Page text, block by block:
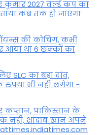
2027 वर्ल्ड कप का
कब तक हो जाएगा
की कोच‍िंग, कभी
आया था 6 छक्कों का
SLC का बड़ा दांव,
रुपया भी नहीं लगेगा -
कप्तान, पाकिस्तान के
नहीं, शादाब खान अपने